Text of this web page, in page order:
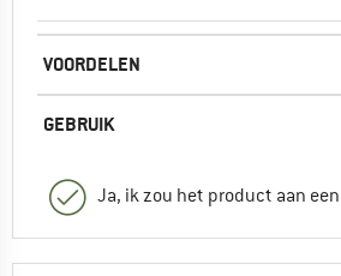
VOORDELEN
GEBRUIK
Ja, ik zou het product aan